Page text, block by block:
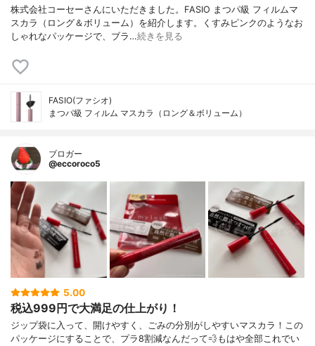
株式会社コーセーさんにいただきました。FASIO まつパ級 フィルムマ
スカラ（ロング＆ボリューム）を紹介します。くすみピンクのようなお
しゃれなパッケージで、ブラ…続きを見る
FASIO(ファシオ)
まつパ級 フィルム マスカラ（ロング＆ボリューム）
ブロガー
@eccoroco5
5.00
税込999円で大満足の仕上がり！
ジップ袋に入って、開けやすく、ごみの分別がしやすいマスカラ！この
パッケージにすることで、プラ8割減なんだって💨もはや全部これでい